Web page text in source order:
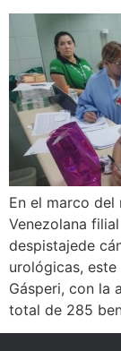
En el marco del
Venezolana
despistajede
urológicas,
Gásperi, con la
total de 285